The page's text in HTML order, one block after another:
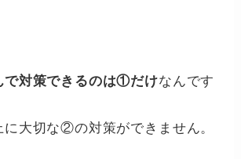
で対策できるのは①だけなんです
に大切な②の対策ができません。